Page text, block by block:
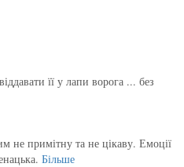
її у лапи ворога ... без
не примітну та не цікаву. Емоції
Більше